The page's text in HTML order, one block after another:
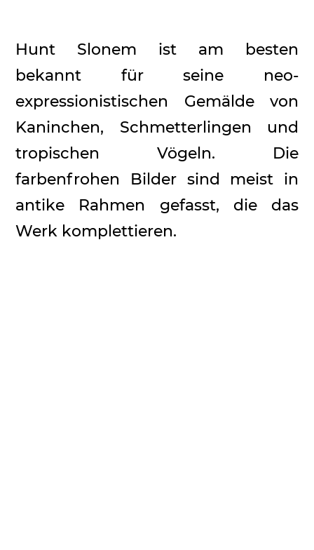
Hunt Slonem ist am besten
bekannt für seine neo-
expressionistischen Gemälde von
Kaninchen, Schmetterlingen und
tropischen Vögeln. Die
farbenfrohen Bilder sind meist in
antike Rahmen gefasst, die das
Werk komplettieren.